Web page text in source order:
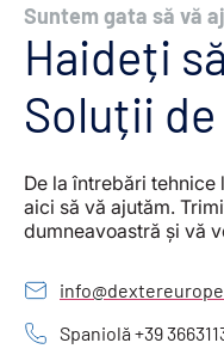
Suntem gata să vă
Haideți
Soluții
De la întrebări
aici să vă ajutăm.
dumneavoastră și vă
Spaniolă +39